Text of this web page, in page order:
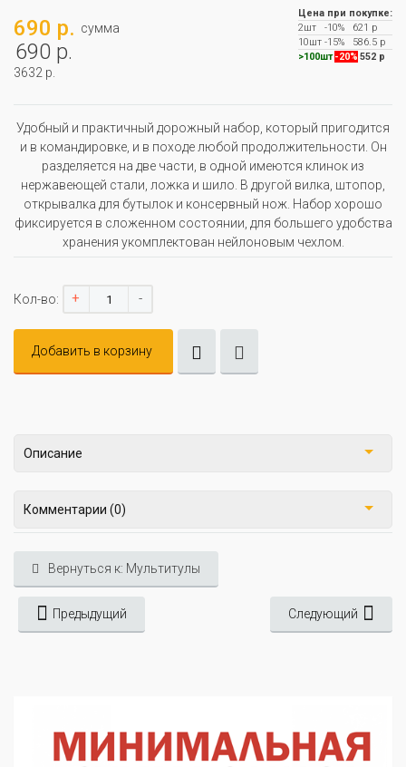
690 р. сумма
690 р.
3632 р.
Цена при покупке:
2шт
-10%
621 р
10шт -15%
586.5 р
>100шт -20% 552 р
Удобный и практичный дорожный набор, который пригодится
и в командировке, и в походе любой продолжительности. Он
разделяется на две части, в одной имеются клинок из
нержавеющей стали, ложка и шило. В другой вилка, штопор,
открывалка для бутылок и консервный нож. Набор хорошо
фиксируется в сложенном состоянии, для большего удобства
хранения укомплектован нейлоновым чехлом.
Кол-во: + -
Добавить в корзину
Описание
Комментарии (0)
Вернуться к: Мультитулы
Предыдущий Следующий